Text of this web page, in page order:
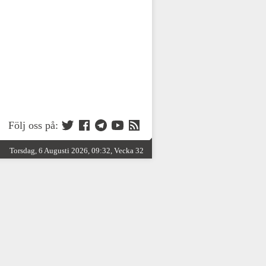
Följ oss på:
Torsdag, 6 Augusti 2026, 09:32, Vecka 32